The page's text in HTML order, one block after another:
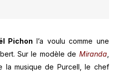
Pichon l’a voulu comme une
Sur le modèle de Miranda,
la musique de Purcell, le chef